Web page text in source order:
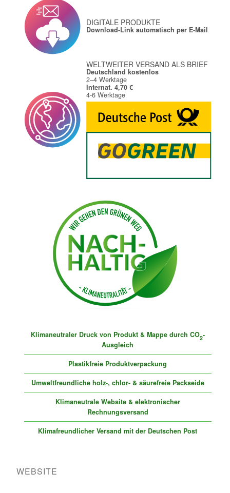
DIGITALE PRODUKTE
Download-Link automatisch per E-Mail
WELTWEITER VERSAND ALS BRIEF
Deutschland kostenlos
2–4 Werktage
Internat. 4,70 €
4-6 Werktage
Klimaneutraler Druck von Produkt & Mappe durch CO2-
Ausgleich
Plastikfreie Produktverpackung
Umweltfreundliche holz-, chlor- & säurefreie Packseide
Klimaneutrale Website & elektronischer
Rechnungsversand
Klimafreundlicher Versand mit der Deutschen Post
WEBSITE